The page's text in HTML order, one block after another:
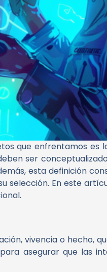
que enfrentamos es
ser
esta definición
selección. En este
vivencia o hecho,
asegurar que las